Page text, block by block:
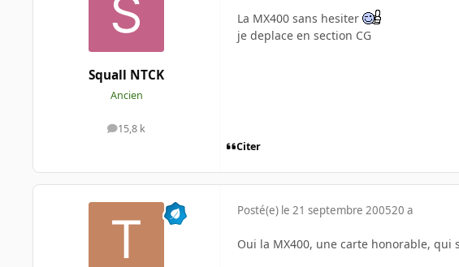
Squall NTCK
Ancien
15,8 k
messages
La MX400 sans hesiter
je deplace en section CG
Citer
Posté(e) le 21 septembre 200520 a
Oui la MX400, une carte honorable,